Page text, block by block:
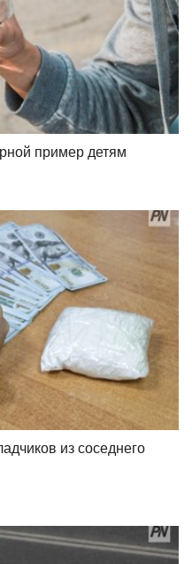
пример детям
из соседнего